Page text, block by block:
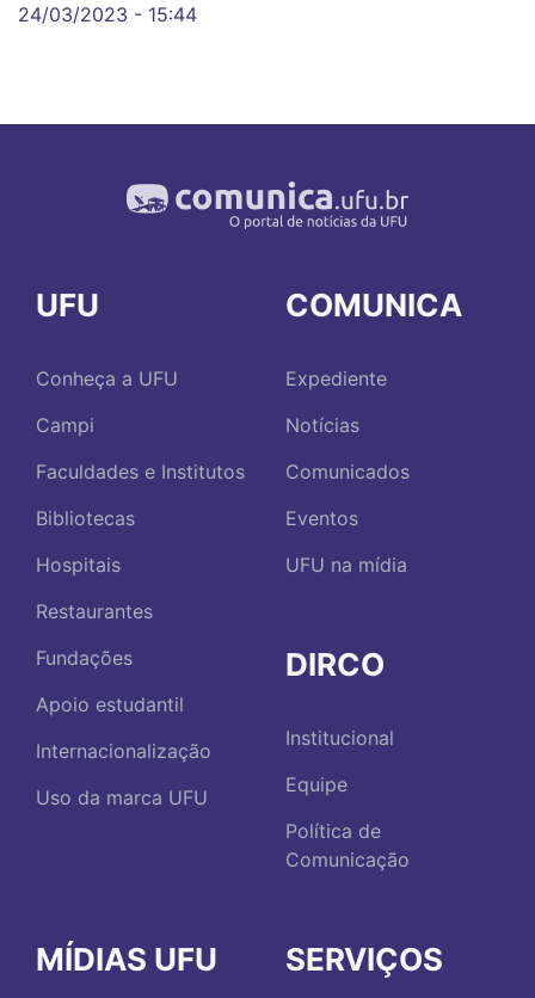
24/03/2023 - 15:44
UFU
Conheça a UFU
Campi
Faculdades e Institutos
Bibliotecas
Hospitais
Restaurantes
Fundações
Apoio estudantil
Internacionalização
Uso da marca UFU
COMUNICA
Expediente
Notícias
Comunicados
Eventos
UFU na mídia
DIRCO
Institucional
Equipe
Política de
Comunicação
MÍDIAS UFU SERVIÇOS